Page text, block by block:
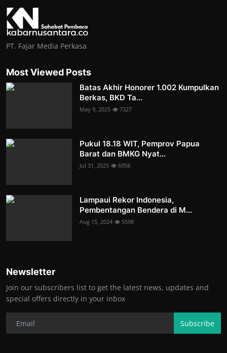
PT. Fajar Media Perkasa
Most Viewed Posts
Batas Akhir Honorer 1.002 Kumpulkan
Berkas, BKD Ta...
May 9, 2025 7327
Pukul 18.18 WIT, Pemprov Papua
Barat dan BMKG Nyat...
Jul 31, 2025 6958
Lampaui Rekor Indonesia,
Pembentangan Bendera di M...
Aug 15, 2024 5598
Newsletter
Join our subscribers list to get the latest news, updates and
special offers directly in your inbox
Subscribe